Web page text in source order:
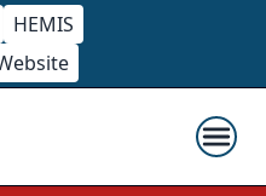
HEMIS